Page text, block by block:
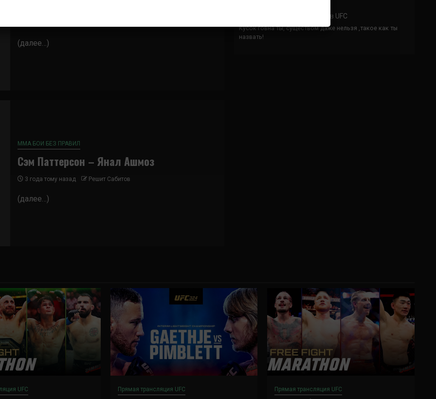
(далее…)
ММА БОИ БЕЗ ПРАВИЛ
Сэм Паттерсон – Янал Ашмоз
3 года тому назад Решит Сабитов
(далее…)
Расписание боев UFC
Кусок говна ты, существом даже нельзя ,такое как ты
назвать!
UFC Прямая трансляция UFC Прямая трансляция UFC